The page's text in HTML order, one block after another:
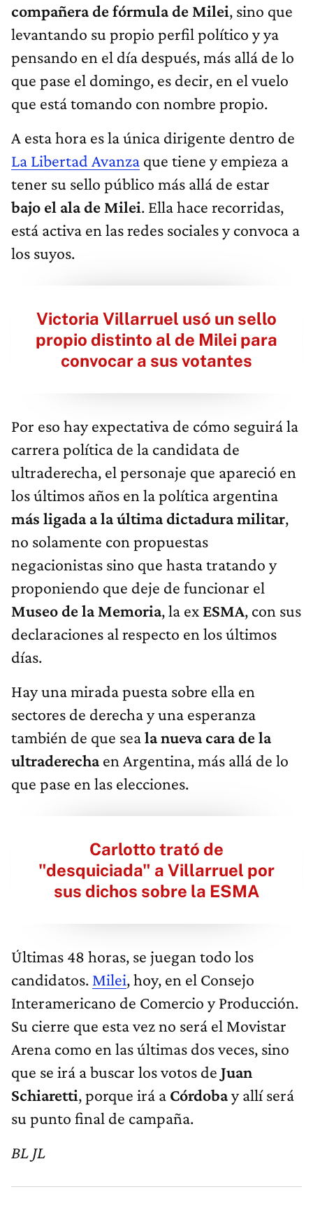
compañera de fórmula de Milei, sino que
levantando su propio perfil político y ya
pensando en el día después, más allá de lo
que pase el domingo, es decir, en el vuelo
que está tomando con nombre propio.
A esta hora es la única dirigente dentro de
La Libertad Avanza que tiene y empieza a
tener su sello público más allá de estar
bajo el ala de Milei. Ella hace recorridas,
está activa en las redes sociales y convoca a
los suyos.
Victoria Villarruel usó un sello
propio distinto al de Milei para
convocar a sus votantes
Por eso hay expectativa de cómo seguirá la
carrera política de la candidata de
ultraderecha, el personaje que apareció en
los últimos años en la política argentina
más ligada a la última dictadura militar,
no solamente con propuestas
negacionistas sino que hasta tratando y
proponiendo que deje de funcionar el
Museo de la Memoria, la ex ESMA, con sus
declaraciones al respecto en los últimos
días.
Hay una mirada puesta sobre ella en
sectores de derecha y una esperanza
también de que seala nueva cara de la
ultraderechaen Argentina, más allá de lo
que pase en las elecciones.
Carlotto trató de
"desquiciada" a Villarruel por
sus dichos sobre la ESMA
Últimas 48 horas, se juegan todo los
candidatos. Milei, hoy, en el Consejo
Interamericano de Comercio y Producción.
Su cierre que esta vez no será el Movistar
Arena como en las últimas dos veces, sino
que se irá a buscar los votos de Juan
Schiaretti, porque irá a Córdobay allí será
su punto final de campaña.
BL JL